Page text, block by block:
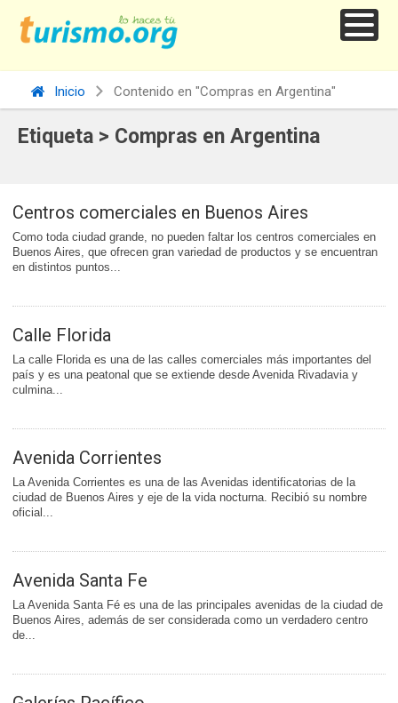
Inicio Contenido en "Compras en Argentina"
Etiqueta > Compras en Argentina
Centros comerciales en Buenos Aires
Como toda ciudad grande, no pueden faltar los centros comerciales en
Buenos Aires, que ofrecen gran variedad de productos y se encuentran
en distintos puntos...
Calle Florida
La calle Florida es una de las calles comerciales más importantes del
país y es una peatonal que se extiende desde Avenida Rivadavia y
culmina...
Avenida Corrientes
La Avenida Corrientes es una de las Avenidas identificatorias de la
ciudad de Buenos Aires y eje de la vida nocturna. Recibió su nombre
oficial...
Avenida Santa Fe
La Avenida Santa Fé es una de las principales avenidas de la ciudad de
Buenos Aires, además de ser considerada como un verdadero centro
de...